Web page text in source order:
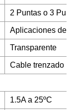
2 Puntas o 3
Aplicaciones de
Transparente
Cable trenzado
1.5A a 25ºC